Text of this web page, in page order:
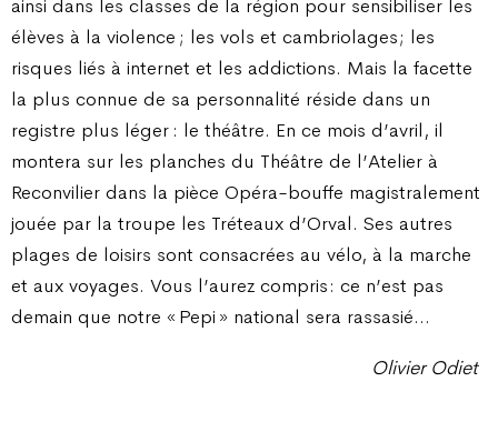
ainsi dans les classes de la région pour sensibiliser les
élèves à la violence ; les vols et cambriolages ; les
risques liés à internet et les addictions. Mais la facette
la plus connue de sa personnalité réside dans un
registre plus léger : le théâtre. En ce mois d’avril, il
montera sur les planches du Théâtre de l’Atelier à
Reconvilier dans la pièce Opéra-bouffe magistralement
jouée par la troupe les Tréteaux d’Orval. Ses autres
plages de loisirs sont consacrées au vélo, à la marche
et aux voyages. Vous l’aurez compris : ce n’est pas
demain que notre « Pepi » national sera rassasié…
Olivier Odiet